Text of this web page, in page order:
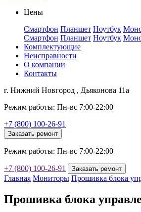
Цены
Смартфон Планшет Ноутбук
Смартфон Планшет Ноутбук
Комплектующие
Неисправности
О компании
Контакты
г. Нижний Новгород , Дьяконова 11а
Режим работы: Пн-вс 7:00-22:00
+7 (800) 100-26-91
Заказать ремонт
Режим работы: Пн-вс 7:00-22:00
+7 (800) 100-26-91 Заказать ремонт
Главная Мониторы Прошивка блока
Прошивка блока